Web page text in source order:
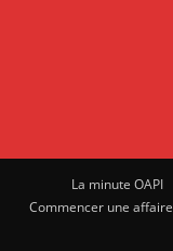
La minute OAPI
Commencer une affaire